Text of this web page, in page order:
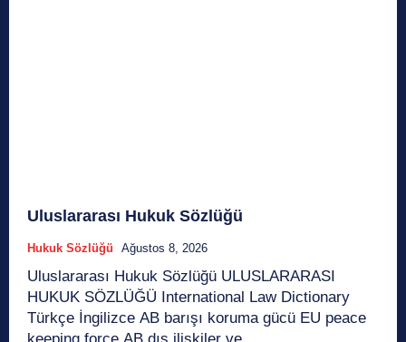
Uluslararası Hukuk Sözlüğü
Hukuk Sözlüğü Ağustos 8, 2026
Uluslararası Hukuk Sözlüğü ULUSLARARASI
HUKUK SÖZLÜĞÜ International Law Dictionary
Türkçe İngilizce AB barışı koruma gücü EU peace